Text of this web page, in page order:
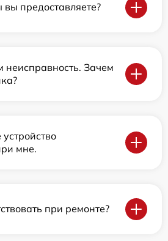
предоставляете?
неисправность. Зачем
мне.
при ремонте?